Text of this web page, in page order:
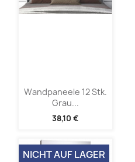
Wandpaneele 12 Stk.
Grau...
38,10 €
NICHT AUF LAGER